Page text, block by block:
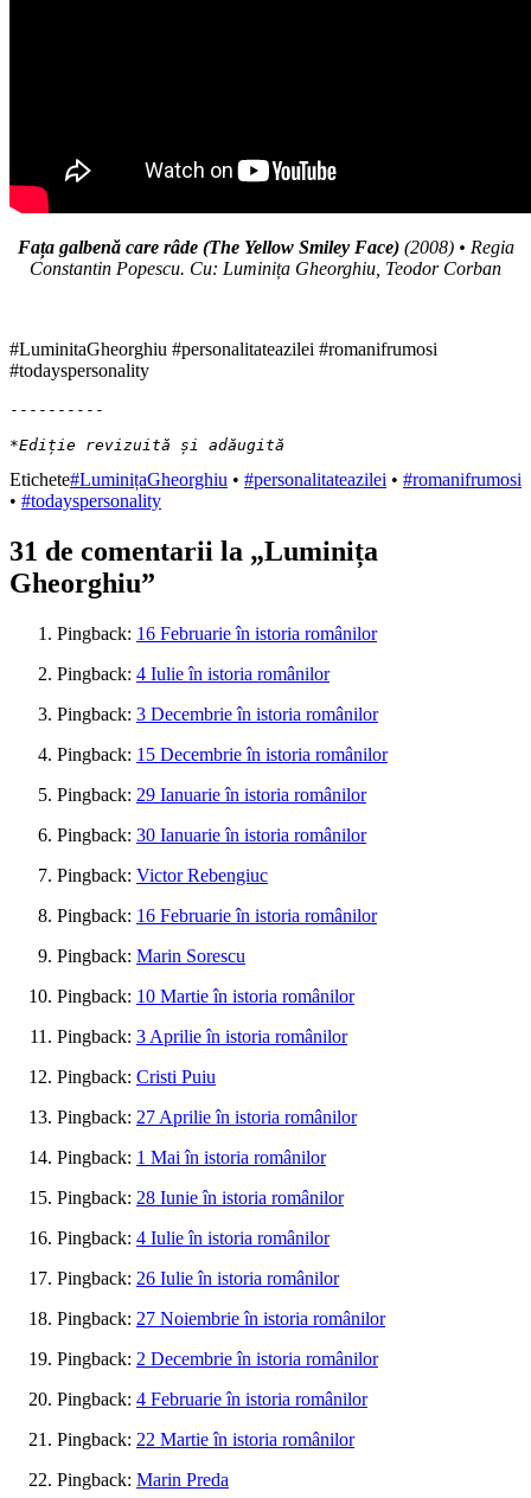
Fața galbenă care râde (The Yellow Smiley Face)(2008) • Regia
Constantin Popescu. Cu: Luminița Gheorghiu, Teodor Corban
#LuminitaGheorghiu #personalitateazilei #romanifrumosi
#todayspersonality
----------
*Ediție revizuită și adăugită
Etichete#LuminițaGheorghiu • #personalitateazilei • #romanifrumosi
• #todayspersonality
31 de comentarii la „Luminița
Gheorghiu”
Pingback: 16 Februarie în istoria românilor
Pingback: 4 Iulie în istoria românilor
Pingback: 3 Decembrie în istoria românilor
Pingback: 15 Decembrie în istoria românilor
Pingback: 29 Ianuarie în istoria românilor
Pingback: 30 Ianuarie în istoria românilor
Pingback: Victor Rebengiuc
Pingback: 16 Februarie în istoria românilor
Pingback: Marin Sorescu
Pingback: 10 Martie în istoria românilor
Pingback: 3 Aprilie în istoria românilor
Pingback: Cristi Puiu
Pingback: 27 Aprilie în istoria românilor
Pingback: 1 Mai în istoria românilor
Pingback: 28 Iunie în istoria românilor
Pingback: 4 Iulie în istoria românilor
Pingback: 26 Iulie în istoria românilor
Pingback: 27 Noiembrie în istoria românilor
Pingback: 2 Decembrie în istoria românilor
Pingback: 4 Februarie în istoria românilor
Pingback: 22 Martie în istoria românilor
Pingback: Marin Preda